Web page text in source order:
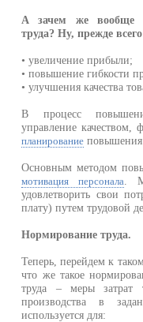
А зачем же вообще
труда? Ну, прежде
• увеличение прибыли;
• повышение гибкости
• улучшения качества
В процесс
управление качеством,
планирование повышения
Основным методом
мотивация персонала .
удовлетворить свои
плату) путем трудовой
Нормирование труда.
Теперь, перейдем к
что же такое
труда – меры затрат
производства в
используется для: